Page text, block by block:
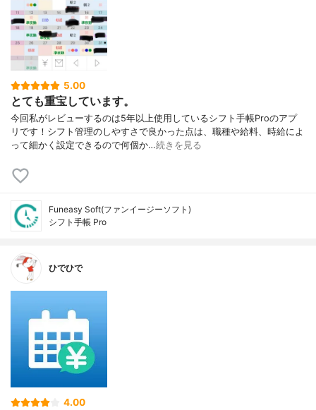
5.00
とても重宝しています。
今回私がレビューするのは5年以上使用しているシフト手帳Proのアプ
リです！シフト管理のしやすさで良かった点は、職種や給料、時給によ
って細かく設定できるので何個か…続きを見る
Funeasy Soft(ファンイージーソフト)
シフト手帳 Pro
ひでひで
4.00